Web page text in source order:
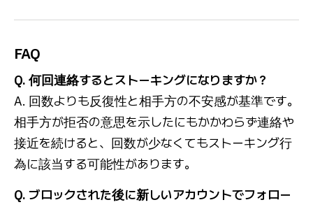
FAQ
Q. 何回連絡するとストーキングになりますか？
A. 回数よりも反復性と相手方の不安感が基準です。
相手方が拒否の意思を示したにもかかわらず連絡や
接近を続けると、回数が少なくてもストーキング行
為に該当する可能性があります。
Q. ブロックされた後に新しいアカウントでフォロー